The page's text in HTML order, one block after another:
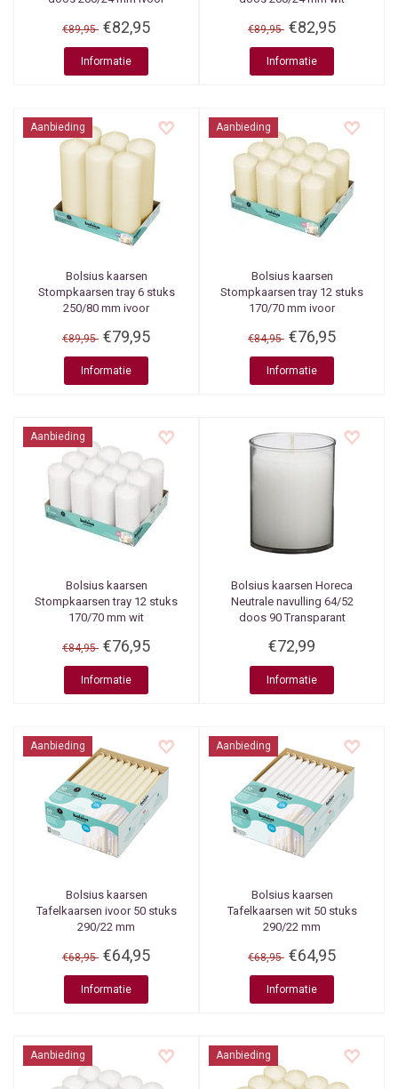
€89,95 €82,95
Informatie
€89,95 €82,95
Informatie
Aanbieding
Bolsius kaarsen
Stompkaarsen tray 6 stuks
250/80 mm ivoor
€89,95 €79,95
Informatie
Aanbieding
Bolsius kaarsen
Stompkaarsen tray 12 stuks
170/70 mm ivoor
€84,95 €76,95
Informatie
Aanbieding
Bolsius kaarsen
Stompkaarsen tray 12 stuks
170/70 mm wit
€84,95 €76,95
Informatie
Bolsius kaarsen Horeca
Neutrale navulling 64/52
doos 90 Transparant
€72,99
Informatie
Aanbieding
Bolsius kaarsen
Tafelkaarsen ivoor 50 stuks
290/22 mm
€68,95 €64,95
Informatie
Aanbieding
Bolsius kaarsen
Tafelkaarsen wit 50 stuks
290/22 mm
€68,95 €64,95
Informatie
Aanbieding Aanbieding